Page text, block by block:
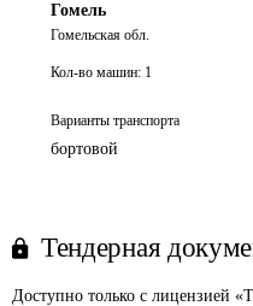
Гомель
Гомельская обл.
Кол-во машин: 1
Варианты транспорта
бортовой
Тендерная
Доступно только с лицензией